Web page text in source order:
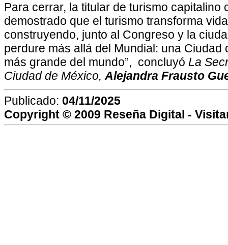
Para cerrar, la titular de turismo capitalino
demostrado que el turismo transforma
construyendo, junto al Congreso y la
perdure más allá del Mundial: una
más grande del mundo”, concluyó La
Ciudad de México, Alejandra Frausto
Publicado: 04/11/2025
Copyright © 2009 Reseña Digital -